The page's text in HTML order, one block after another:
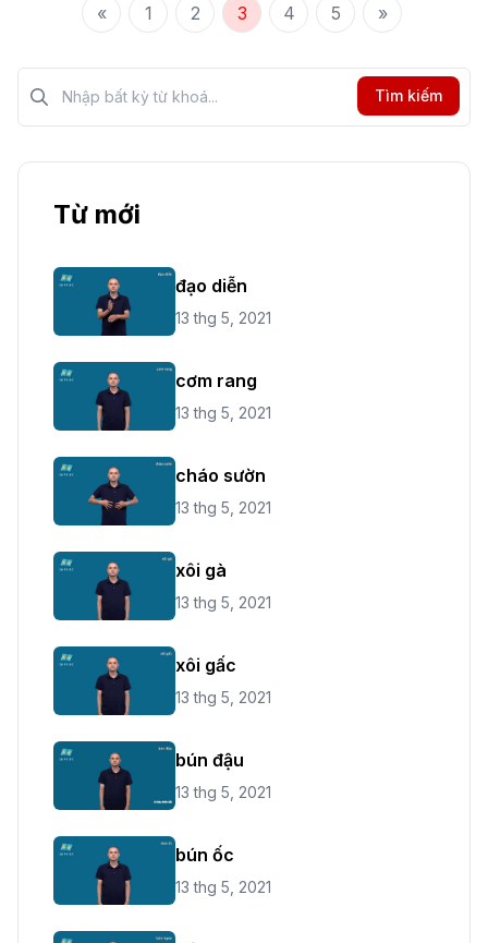
« 1 2 3 4 5 »
Tìm kiếm?>
Tìm kiếm
Từ mới
đạo diễn
13 thg 5, 2021
cơm rang
13 thg 5, 2021
cháo sườn
13 thg 5, 2021
xôi gà
13 thg 5, 2021
xôi gấc
13 thg 5, 2021
bún đậu
13 thg 5, 2021
bún ốc
13 thg 5, 2021